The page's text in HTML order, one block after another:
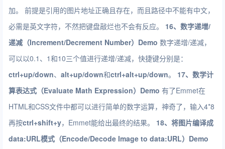
加。 前提是引用的图片地址正确且存在，而且路径中不能有中文，
必需是英文字符，不然把键盘敲烂也不会有反应。 16、数字递增/
递减（Increment/Decrement Number） Demo 数字递增/递减，
可以以0.1、1和10三个值进行递增/递减，快捷键分别是：
ctrl+up/down、alt+up/down和ctrl+alt+up/down。 17、数学计
算表达式（Evaluate Math Expression） Demo 有了Emmet在
HTML和CSS文件中都可以进行简单的数字运算，神奇了，输入4*8
再按ctrl+shift+y，Emmet能给出最终的结果。 18、将图片编译成
data:URL模式（Encode/Decode Image to data:URL） Demo